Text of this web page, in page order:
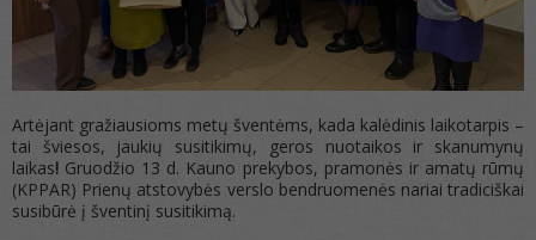
Artėjant gražiausioms metų šventėms, kada kalėdinis laikotarpis –
tai šviesos, jaukių susitikimų, geros nuotaikos ir skanumynų
laikas! Gruodžio 13 d. Kauno prekybos, pramonės ir amatų rūmų
(KPPAR) Prienų atstovybės verslo bendruomenės nariai tradiciškai
susibūrė į šventinį susitikimą.